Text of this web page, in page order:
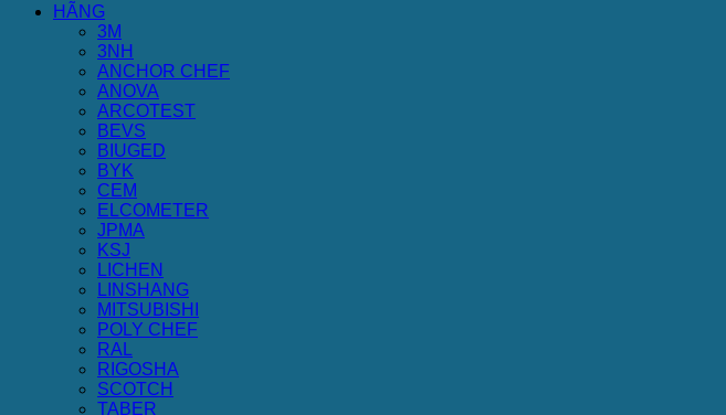
HÃNG
3M
3NH
ANCHOR CHEF
ANOVA
ARCOTEST
BEVS
BIUGED
BYK
CEM
ELCOMETER
JPMA
KSJ
LICHEN
LINSHANG
MITSUBISHI
POLY CHEF
RAL
RIGOSHA
SCOTCH
TABER